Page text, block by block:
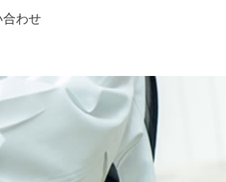
合わせ